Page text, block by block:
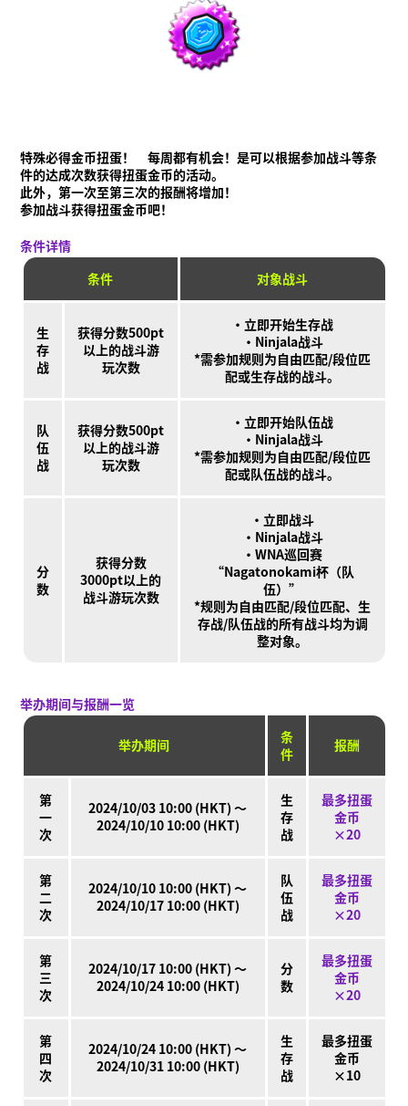
特殊必得金币扭蛋！ 每周都有机会！是可以根据参加战斗等条
件的达成次数获得扭蛋金币的活动。
此外，第一次至第三次的报酬将增加！
参加战斗获得扭蛋金币吧！
条件详情
条件
对象战斗
生
存
战
获得分数500pt
以上的战斗游
玩次数
·立即开始生存战
·Ninjala战斗
*需参加规则为自由匹配/段位匹
配或生存战的战斗。
队
伍
战
获得分数500pt
以上的战斗游
玩次数
·立即开始队伍战
·Ninjala战斗
*需参加规则为自由匹配/段位匹
配或队伍战的战斗。
分
数
获得分数
3000pt以上的
战斗游玩次数
·立即战斗
·Ninjala战斗
·WNA巡回赛
“Nagatonokami杯（队
伍）”
*规则为自由匹配/段位匹配、生
存战/队伍战的所有战斗均为调
整对象。
举办期间与报酬一览
举办期间
条
件
报酬
第
一
次
2024/10/03 10:00 (HKT) ～
2024/10/10 10:00 (HKT)
生
存
战
最多扭蛋
金币
×20
第
二
次
2024/10/10 10:00 (HKT) ～
2024/10/17 10:00 (HKT)
队
伍
战
最多扭蛋
金币
×20
第
三
次
2024/10/17 10:00 (HKT) ～
2024/10/24 10:00 (HKT)
分
数
最多扭蛋
金币
×20
第
四
次
2024/10/24 10:00 (HKT) ～
2024/10/31 10:00 (HKT)
生
存
战
最多扭蛋
金币
×10